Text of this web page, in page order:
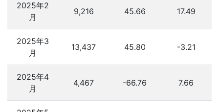
2025年2
月
9,216 45.66 17.49
2025年3
月
13,437 45.80 -3.21
2025年4
月
4,467 -66.76 7.66